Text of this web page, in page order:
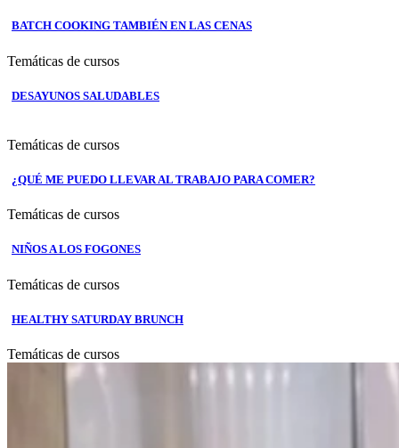
BATCH COOKING TAMBIÉN EN LAS CENAS
Temáticas de cursos
DESAYUNOS SALUDABLES
Temáticas de cursos
¿QUÉ ME PUEDO LLEVAR AL TRABAJO PARA COMER?
Temáticas de cursos
NIÑOS A LOS FOGONES
Temáticas de cursos
HEALTHY SATURDAY BRUNCH
Temáticas de cursos